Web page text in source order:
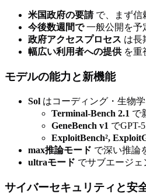
米国政府の要請で、まず信
今後数週間で一般公開を予
政府アクセスプロセス は長
幅広い利用者への提供を重
モデルの能力と新機能
Sol はコーディング・生物
Terminal-Bench 2.1 で
GeneBench v1 でGPT-
ExploitBench²,
max推論モード で深い推論
ultraモード でサブエージ
サイバーセキュリティと安